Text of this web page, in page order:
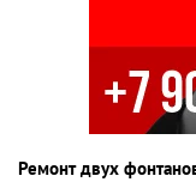
Ремонт двух